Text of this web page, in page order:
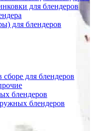
для блендеров
для блендеров
для блендеров
блендеров
блендеров